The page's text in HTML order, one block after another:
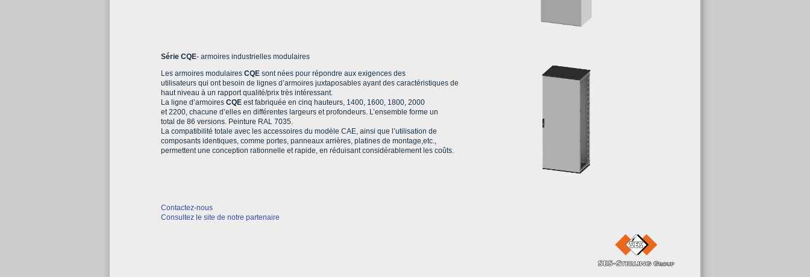
Série CQE- armoires industrielles modulaires
Les armoires modulaires CQE sont nées pour répondre aux exigences des
utilisateurs qui ont besoin de lignes d’armoires juxtaposables ayant des caractéristiques de
haut niveau à un rapport qualité/prix très intéressant.
La ligne d’armoires CQE est fabriquée en cinq hauteurs, 1400, 1600, 1800, 2000
et 2200, chacune d’elles en différentes largeurs et profondeurs. L’ensemble forme un
total de 86 versions. Peinture RAL 7035.
La compatibilité totale avec les accessoires du modèle CAE, ainsi que l’utilisation de
composants identiques, comme portes, panneaux arrières, platines de montage,etc.,
permettent une conception rationnelle et rapide, en réduisant considérablement les coûts.
Contactez-nous
Consultez le site de notre partenaire